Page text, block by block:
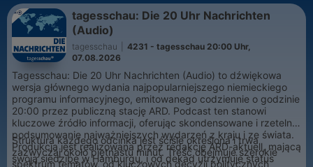
tagesschau: Die 20 Uhr Nachrichten
(Audio)
tagesschau
4231 - tagesschau 20:00 Uhr,
07.08.2026
Tagesschau: Die 20 Uhr Nachrichten (Audio) to dźwiękowa
wersja głównego wydania najpopularniejszego niemieckiego
programu informacyjnego, emitowanego codziennie o godzinie
20:00 przez publiczną stację ARD. Podcast ten stanowi
kluczowe źródło informacji, oferując skondensowane i rzetelne
podsumowanie najważniejszych wydarzeń z kraju i ze świata.
Produkcja jest realizowana przez redakcję ARD-aktuell, mającą
swoją siedzibę w Hamburgu, i od dekad utrzymuje status
Struktura każdego odcinka jest ściśle określona i trwa
zazwyczaj około piętnastu minut. Treść obejmuje szerokie
spektrum tematów, od kluczowych decyzji politycznych